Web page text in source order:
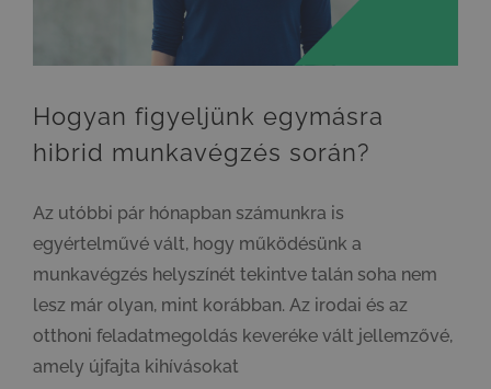
Hogyan figyeljünk egymásra
hibrid munkavégzés során?
Az utóbbi pár hónapban számunkra is
egyértelművé vált, hogy működésünk a
munkavégzés helyszínét tekintve talán soha nem
lesz már olyan, mint korábban. Az irodai és az
otthoni feladatmegoldás keveréke vált jellemzővé,
amely újfajta kihívásokat